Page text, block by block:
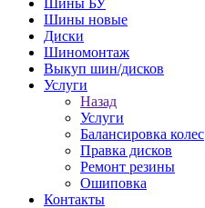
Шины БУ
Шины новые
Диски
Шиномонтаж
Выкуп шин/дисков
Услуги
Назад
Услуги
Балансировка колес
Правка дисков
Ремонт резины
Ошиповка
Контакты